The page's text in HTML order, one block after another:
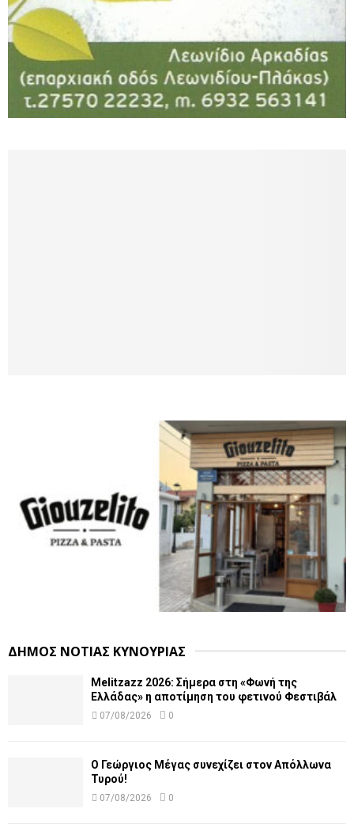
ΔΗΜΟΣ ΝΟΤΙΑΣ ΚΥΝΟΥΡΙΑΣ
Melitzazz 2026: Σήμερα στη «Φωνή της
Ελλάδας» η αποτίμηση του φετινού Φεστιβάλ
07/08/2026 0
Ο Γεώργιος Μέγας συνεχίζει στον Απόλλωνα
Τυρού!
07/08/2026 0